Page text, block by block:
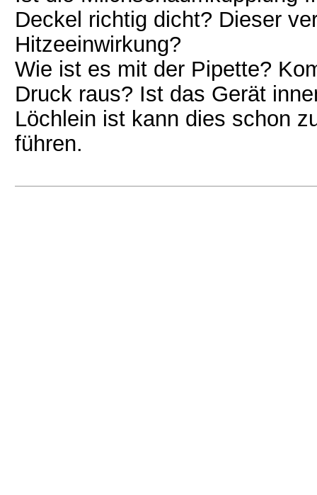
Deckel richtig dicht? Dieser
Hitzeeinwirkung?
Wie ist es mit der Pipette?
Druck raus? Ist das Gerät
Löchlein ist kann dies schon
führen.